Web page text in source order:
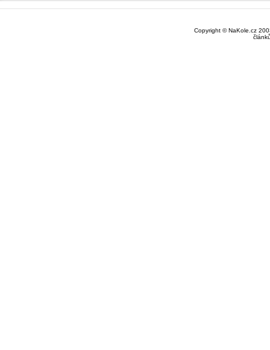
Copyright © NaKole.cz